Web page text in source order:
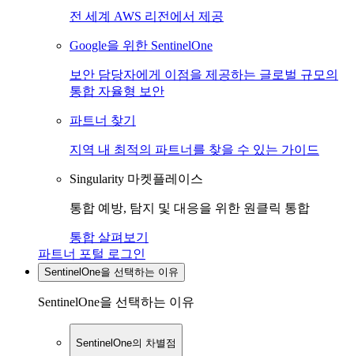
전 세계 AWS 리전에서 제공
Google을 위한 SentinelOne
보안 담당자에게 이점을 제공하는 글로벌 규모의
통합 자율형 보안
파트너 찾기
지역 내 최적의 파트너를 찾을 수 있는 가이드
Singularity 마켓플레이스
통합 예방, 탐지 및 대응을 위한 원클릭 통합
통합 살펴보기
파트너 포털 로그인
SentinelOne을 선택하는 이유
SentinelOne을 선택하는 이유
SentinelOne의 차별점